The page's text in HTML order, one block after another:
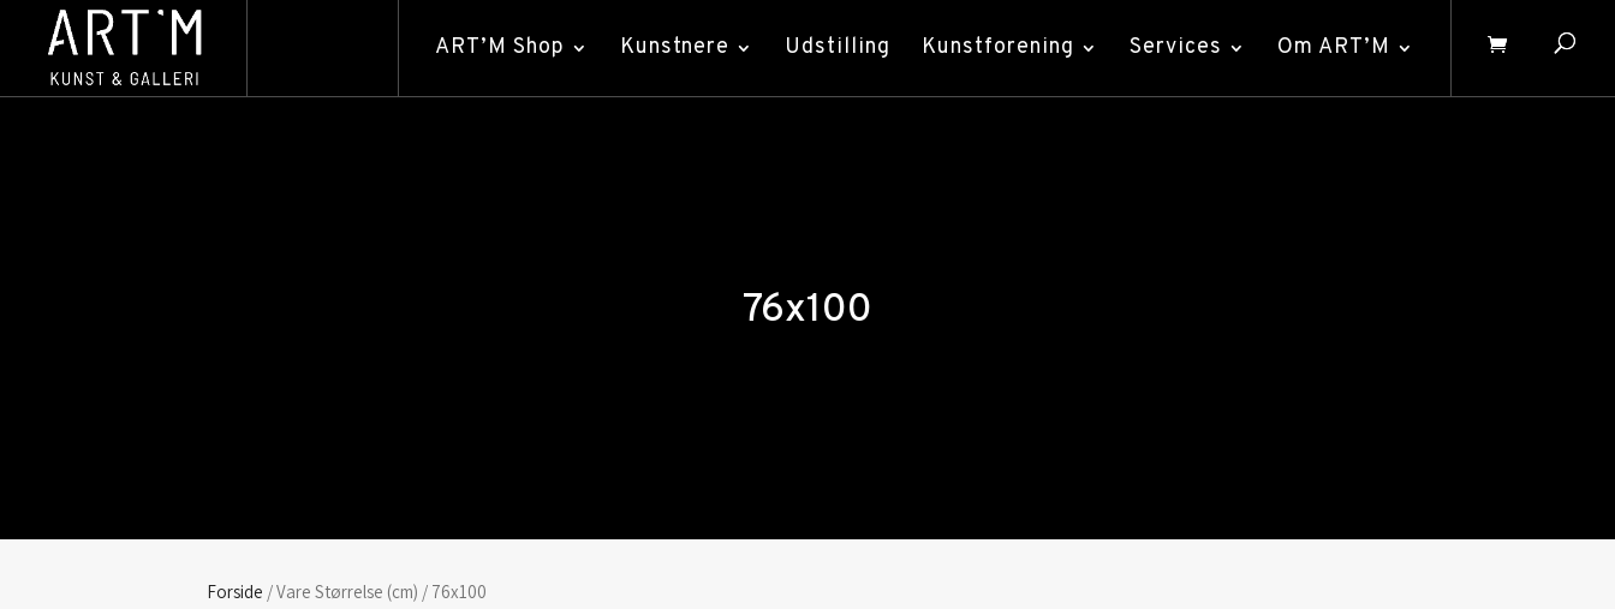
ART’M Shop Kunstnere Udstilling Kunstforening Services Om ART’M
76x100
Forside / Vare Størrelse (cm) / 76x100